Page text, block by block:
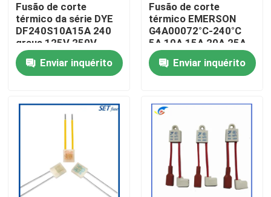
Controle de qualidade
Contacte-nos
Termistor do PTC
Fusão de corte
térmico da série DYE
DF240S10A15A 240
graus 125V 250V
Enviar inquérito
Fusão de corte
térmico EMERSON
G4A00072°C-240°C
5A 10A 15A 20A 25A
250V
Enviar inquérito